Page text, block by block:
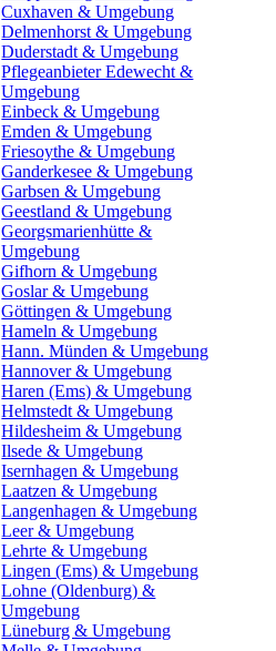
Cuxhaven & Umgebung
Delmenhorst & Umgebung
Duderstadt & Umgebung
Pflegeanbieter Edewecht &
Umgebung
Einbeck & Umgebung
Emden & Umgebung
Friesoythe & Umgebung
Ganderkesee & Umgebung
Garbsen & Umgebung
Geestland & Umgebung
Georgsmarienhütte &
Umgebung
Gifhorn & Umgebung
Goslar & Umgebung
Göttingen & Umgebung
Hameln & Umgebung
Hann. Münden & Umgebung
Hannover & Umgebung
Haren (Ems) & Umgebung
Helmstedt & Umgebung
Hildesheim & Umgebung
Ilsede & Umgebung
Isernhagen & Umgebung
Laatzen & Umgebung
Langenhagen & Umgebung
Leer & Umgebung
Lehrte & Umgebung
Lingen (Ems) & Umgebung
Lohne (Oldenburg) &
Umgebung
Lüneburg & Umgebung